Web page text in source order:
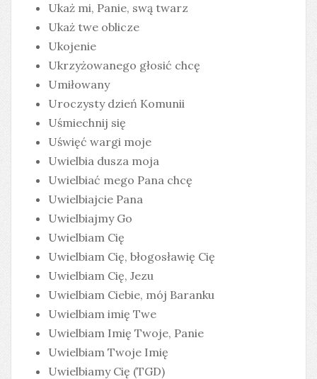
Ukaż mi, Panie, swą twarz
Ukaż twe oblicze
Ukojenie
Ukrzyżowanego głosić chcę
Umiłowany
Uroczysty dzień Komunii
Uśmiechnij się
Uświęć wargi moje
Uwielbia dusza moja
Uwielbiać mego Pana chcę
Uwielbiajcie Pana
Uwielbiajmy Go
Uwielbiam Cię
Uwielbiam Cię, błogosławię Cię
Uwielbiam Cię, Jezu
Uwielbiam Ciebie, mój Baranku
Uwielbiam imię Twe
Uwielbiam Imię Twoje, Panie
Uwielbiam Twoje Imię
Uwielbiamy Cię (TGD)